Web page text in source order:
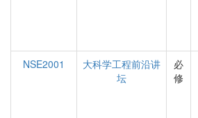
NSE2001
大科学工程前沿讲
坛
必
修